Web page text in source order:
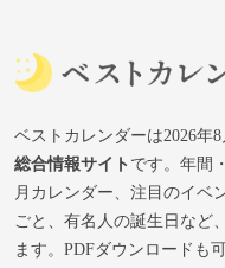
ベストカレンダーは2026年8
総合情報サイトです。年間
月カレンダー、注目のイベ
ごと、有名人の誕生日など
ます。PDFダウンロードも